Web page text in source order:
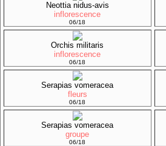
Neottia nidus-avis
inflorescence
06/18
Orchis militaris
inflorescence
06/18
Serapias vomeracea
fleurs
06/18
Serapias vomeracea
groupe
06/18